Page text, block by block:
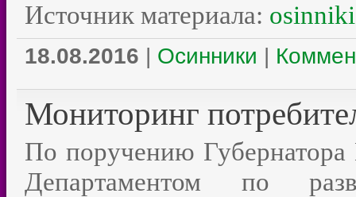
Источник материала:
18.08.2016 | Осинники |
Мониторинг
По поручению
Департаментом по